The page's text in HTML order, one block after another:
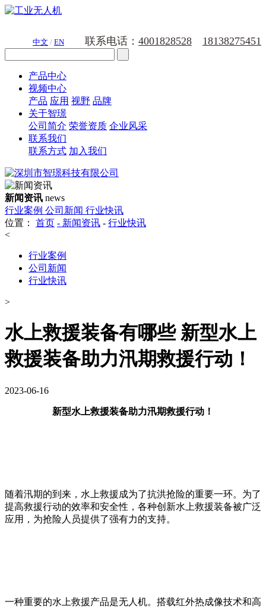
中文 / EN 联系电话： 4001828528 18138275451
产品中心
视频中心
产品 应用 视野 品牌
关于智璟
公司简介 荣誉资质 企业风采
联系我们
联系方式 加入我们
新闻资讯 news
行业案例 公司新闻 行业快讯
位置：
首页 - 新闻资讯 - 行业快讯
<
行业案例
公司新闻
行业快讯
>
水上救援装备有哪些 新型水上
救援装备助力汛期救援行动！
2023-06-16
新型水上救援装备助力汛期救援行动！
随着汛期的到来，水上救援成为了抗洪抢险的重要一环。为了
提高救援行动的效率和安全性，各种创新水上救援装备被广泛
应用，为抢险人员提供了强有力的支持。
一种重要的水上救援产品是无人机。搭载红外热成像技术和高